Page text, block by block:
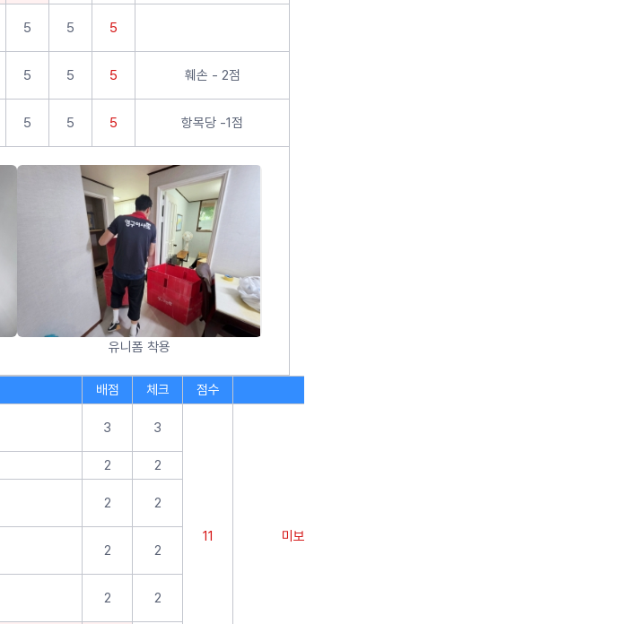
5 5 5
5 5 5 훼손 - 2점
5 5 5 항목당 -1점
유니폼 착용
배점 체크 점수
3 3
11 미보유시 0점
2 2
2 2
2 2
2 2